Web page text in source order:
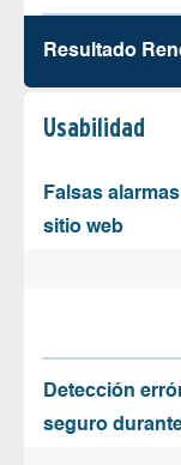
Resultado
Usabilidad
Falsas
sitio web
Detección
seguro